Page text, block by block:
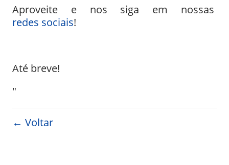
Aproveite e nos siga em nossas
redes sociais!
Até breve!
"
← Voltar